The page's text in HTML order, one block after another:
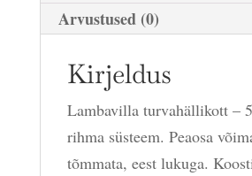
Arvustused (0)
Kirjeldus
Lambavilla turvahällikott –
rihma süsteem. Peaosa
tõmmata, eest lukuga.